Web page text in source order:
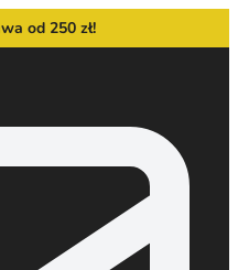
od 250 zł!